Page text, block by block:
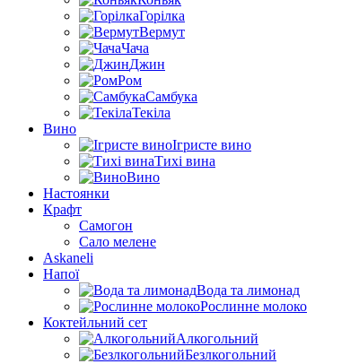
Горілка
Вермут
Чача
Джин
Ром
Самбука
Текіла
Вино
Ігристе вино
Тихі вина
Вино
Настоянки
Крафт
Самогон
Сало мелене
Askaneli
Напої
Вода та лимонад
Рослинне молоко
Коктейльний сет
Алкогольний
Безлкогольний